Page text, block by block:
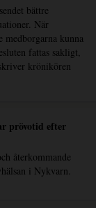
bättre
När
medborgarna kunna
fattas sakligt,
krönikören
prövotid efter
återkommande
i Nykvarn.